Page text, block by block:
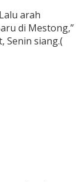
arah
di Mestong,”
Senin siang.(